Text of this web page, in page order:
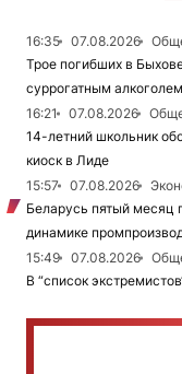
16:35 07.08.2026
Трое погибших в
суррогатным алкоголем
16:21
07.08.2026
14-летний школьник
киоск в Лиде
15:57
07.08.2026
Беларусь пятый месяц
динамике
15:49
07.08.2026
В “список